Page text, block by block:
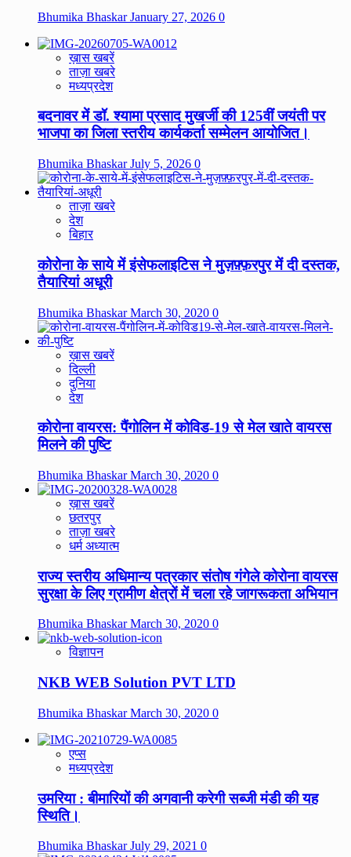
Bhumika BhaskarJanuary 27, 2026 0
ख़ास खबरें
ताज़ा खबरे
मध्यप्रदेश
बदनावर में डॉ. श्यामा प्रसाद मुखर्जी की 125वीं जयंती पर
भाजपा का जिला स्तरीय कार्यकर्ता सम्मेलन आयोजित।
Bhumika BhaskarJuly 5, 2026 0
ताज़ा खबरे
देश
बिहार
कोरोना के साये में इंसेफलाइटिस ने मुज़फ़्फ़रपुर में दी दस्तक,
तैयारियां अधूरी
Bhumika BhaskarMarch 30, 2020 0
ख़ास खबरें
दिल्ली
दुनिया
देश
कोरोना वायरस: पैंगोलिन में कोविड-19 से मेल खाते वायरस
मिलने की पुष्टि
Bhumika BhaskarMarch 30, 2020 0
ख़ास खबरें
छतरपुर
ताज़ा खबरे
धर्म अध्यात्म
राज्य स्तरीय अधिमान्य पत्रकार संतोष गंगेले कोरोना वायरस
सुरक्षा के लिए ग्रामीण क्षेत्रों में चला रहे जागरूकता अभियान
Bhumika BhaskarMarch 30, 2020 0
विज्ञापन
NKB WEB Solution PVT LTD
Bhumika BhaskarMarch 30, 2020 0
एप्स
मध्यप्रदेश
उमरिया : बीमारियों की अगवानी करेगी सब्जी मंडी की यह
स्थिति।
Bhumika BhaskarJuly 29, 2021 0